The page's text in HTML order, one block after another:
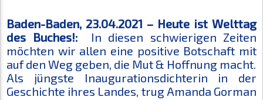
Baden-Baden, 23.04.2021 – Heute ist Welttag
des Buches!:
In diesen schwierigen Zeiten
möchten wir allen eine positive Botschaft mit
auf den Weg geben, die Mut & Hoffnung macht.
Als jüngste Inaugurationsdichterin in der
Geschichte ihres Landes, trug Amanda Gorman